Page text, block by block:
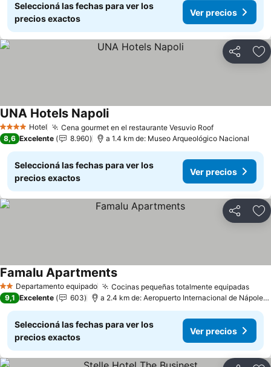
Seleccioná las fechas para ver los
precios exactos
Ver precios
Compartir
4 EstrellasHotel Cena gourmet en el restaurante Vesuvio RoofVer precios
UNA Hotels NapoliVer precios
8,6 Excelente 8.960 a 1.4 km de: Museo Arqueológico Nacional
Seleccioná las fechas para ver los
precios exactos
Ver precios
Compartir
2 EstrellasDepartamento equipado Cocinas pequeñas totalmente equipadasVer
Famalu ApartmentsVer precios
9,1 Excelente 603 a 2.4 km de: Aeropuerto Internacional de Nápoles
Seleccioná las fechas para ver los
precios exactos
Ver precios